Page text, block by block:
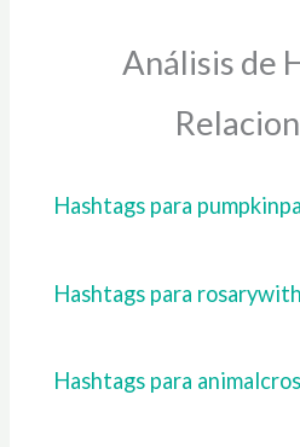
Análisis de
Hashtags para
Hashtags para
Hashtags para